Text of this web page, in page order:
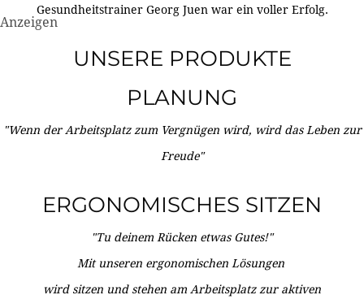
Gesundheitstrainer Georg Juen war ein voller Erfolg.
Anzeigen
UNSERE PRODUKTE
PLANUNG
"Wenn der Arbeitsplatz zum Vergnügen wird, wird das Leben zur
Freude"
ERGONOMISCHES SITZEN
"Tu deinem Rücken etwas Gutes!"
Mit unseren ergonomischen Lösungen
wird sitzen und stehen am Arbeitsplatz zur aktiven